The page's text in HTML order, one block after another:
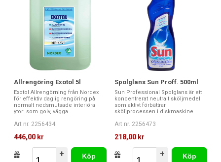
Allrengöring Exotol 5l
Exotol Allrengörning från Nordex
för effektiv daglig rengöring på
normalt nedsmutsade interiöra
ytor: som golv, vägga...
Art nr. 2256434
446,00 kr
+
Köp
Spolglans Sun Proff. 500ml
Sun Professional Spolglans är ett
koncentrerat neutralt sköljmedel
som aktivt förbättrar
sköljprocessen i diskmaskine...
Art nr. 2256473
218,00 kr
+
Köp